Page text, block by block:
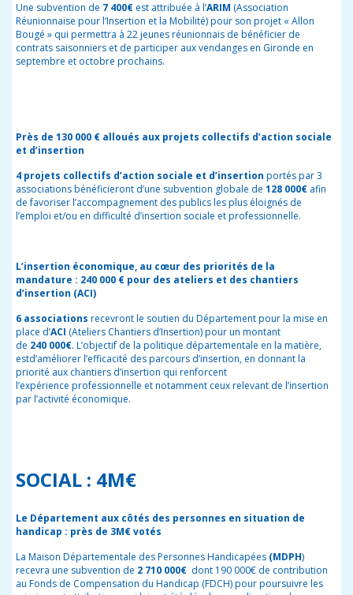
Une subvention de 7 400€ est attribuée à l’ARIM (Association
Réunionnaise pour l’Insertion et la Mobilité) pour son projet « Allon
Bougé » qui permettra à 22 jeunes réunionnais de bénéficier de
contrats saisonniers et de participer aux vendanges en Gironde en
septembre et octobre prochains.
Près de 130 000 € alloués aux projets collectifs d’action sociale
et d’insertion
4 projets collectifs d’action sociale et d’insertion portés par 3
associations bénéficieront d’une subvention globale de 128 000€ afin
de favoriser l’accompagnement des publics les plus éloignés de
l’emploi et/ou en difficulté d’insertion sociale et professionnelle.
L’insertion économique, au cœur des priorités de la
mandature : 240 000 € pour des ateliers et des chantiers
d’insertion (ACI)
6 associations recevront le soutien du Département pour la mise en
place d’ACI (Ateliers Chantiers d’Insertion) pour un montant
de 240 000€. L’objectif de la politique départementale en la matière,
estd’améliorer l’efficacité des parcours d’insertion, en donnant la
priorité aux chantiers d’insertion qui renforcent
l’expérience professionnelle et notamment ceux relevant de l’insertion
par l’activité économique.
SOCIAL : 4M€
Le Département aux côtés des personnes en situation de
handicap : près de 3M€ votés
La Maison Départementale des Personnes Handicapées (MDPH)
recevra une subvention de 2 710 000€ dont 190 000€ de contribution
au Fonds de Compensation du Handicap (FDCH) pour poursuivre les